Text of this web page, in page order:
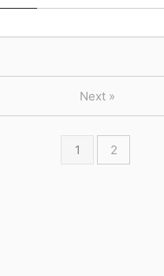
1 2
Next »